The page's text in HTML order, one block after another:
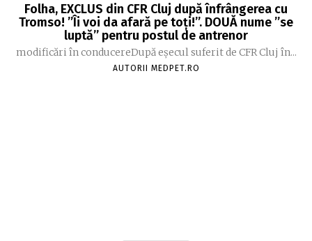
Folha, EXCLUS din CFR Cluj după înfrângerea cu
Tromso! ”Îi voi da afară pe toți!”. DOUĂ nume ”se
luptă” pentru postul de antrenor
modificări în conducereDupă eșecul suferit de CFR Cluj în...
AUTORII MEDPET.RO